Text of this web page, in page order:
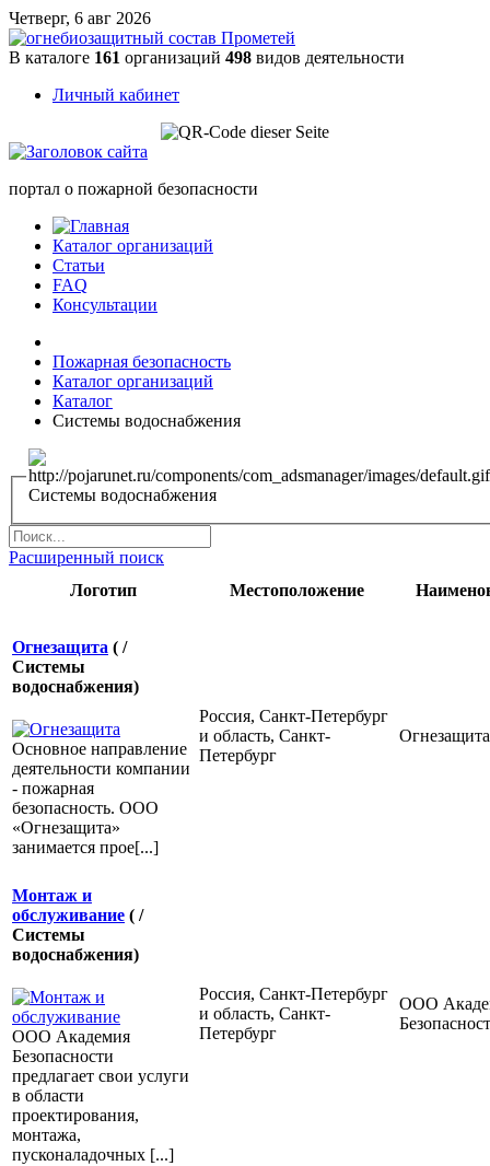
Четверг, 6 авг 2026
В каталоге 161 организаций 498 видов деятельности
Личный кабинет
портал о пожарной безопасности
Каталог организаций
Статьи
FAQ
Консультации
Пожарная безопасность
Каталог организаций
Каталог
Системы водоснабжения
Системы водоснабжения
Расширенный поиск
Логотип
Местоположение
Огнезащита ( /
Системы
водоснабжения)
Основное направление
деятельности компании
- пожарная
безопасность. ООО
«Огнезащита»
занимается прое[...]
Россия, Санкт-Петербург
и область, Санкт-
Петербург
Огнезащита
Монтаж и
обслуживание ( /
Системы
водоснабжения)
ООО Академия
Безопасности
предлагает свои услуги
в области
проектирования,
монтажа,
пусконаладочных [...]
Россия, Санкт-Петербург
и область, Санкт-
Петербург
ООО